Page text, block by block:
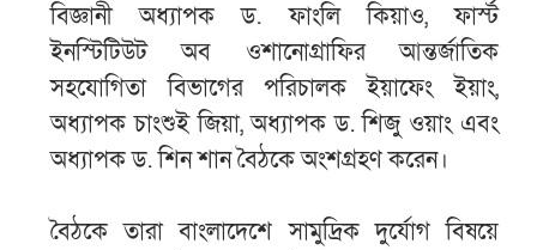
বিজ্ঞানী অধ্যাপক ড. ফাংলি কিয়াও, ফার্স্ট
ইনস্টিটিউট অব ওশানোগ্রাফির আন্তর্জাতিক
সহযোগিতা বিভাগের পরিচালক ইয়াফেং ইয়াং,
অধ্যাপক চাংশুই জিয়া, অধ্যাপক ড. শিজু ওয়াং এবং
অধ্যাপক ড. শিন শান বৈঠকে অংশগ্রহণ করেন।
বৈঠকে তারা বাংলাদেশে সামুদ্রিক দুর্যোগ বিষয়ে